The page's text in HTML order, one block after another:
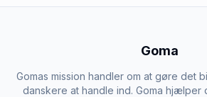
Goma
Gomas mission handler om at gøre det
danskere at handle ind. Goma hjælper